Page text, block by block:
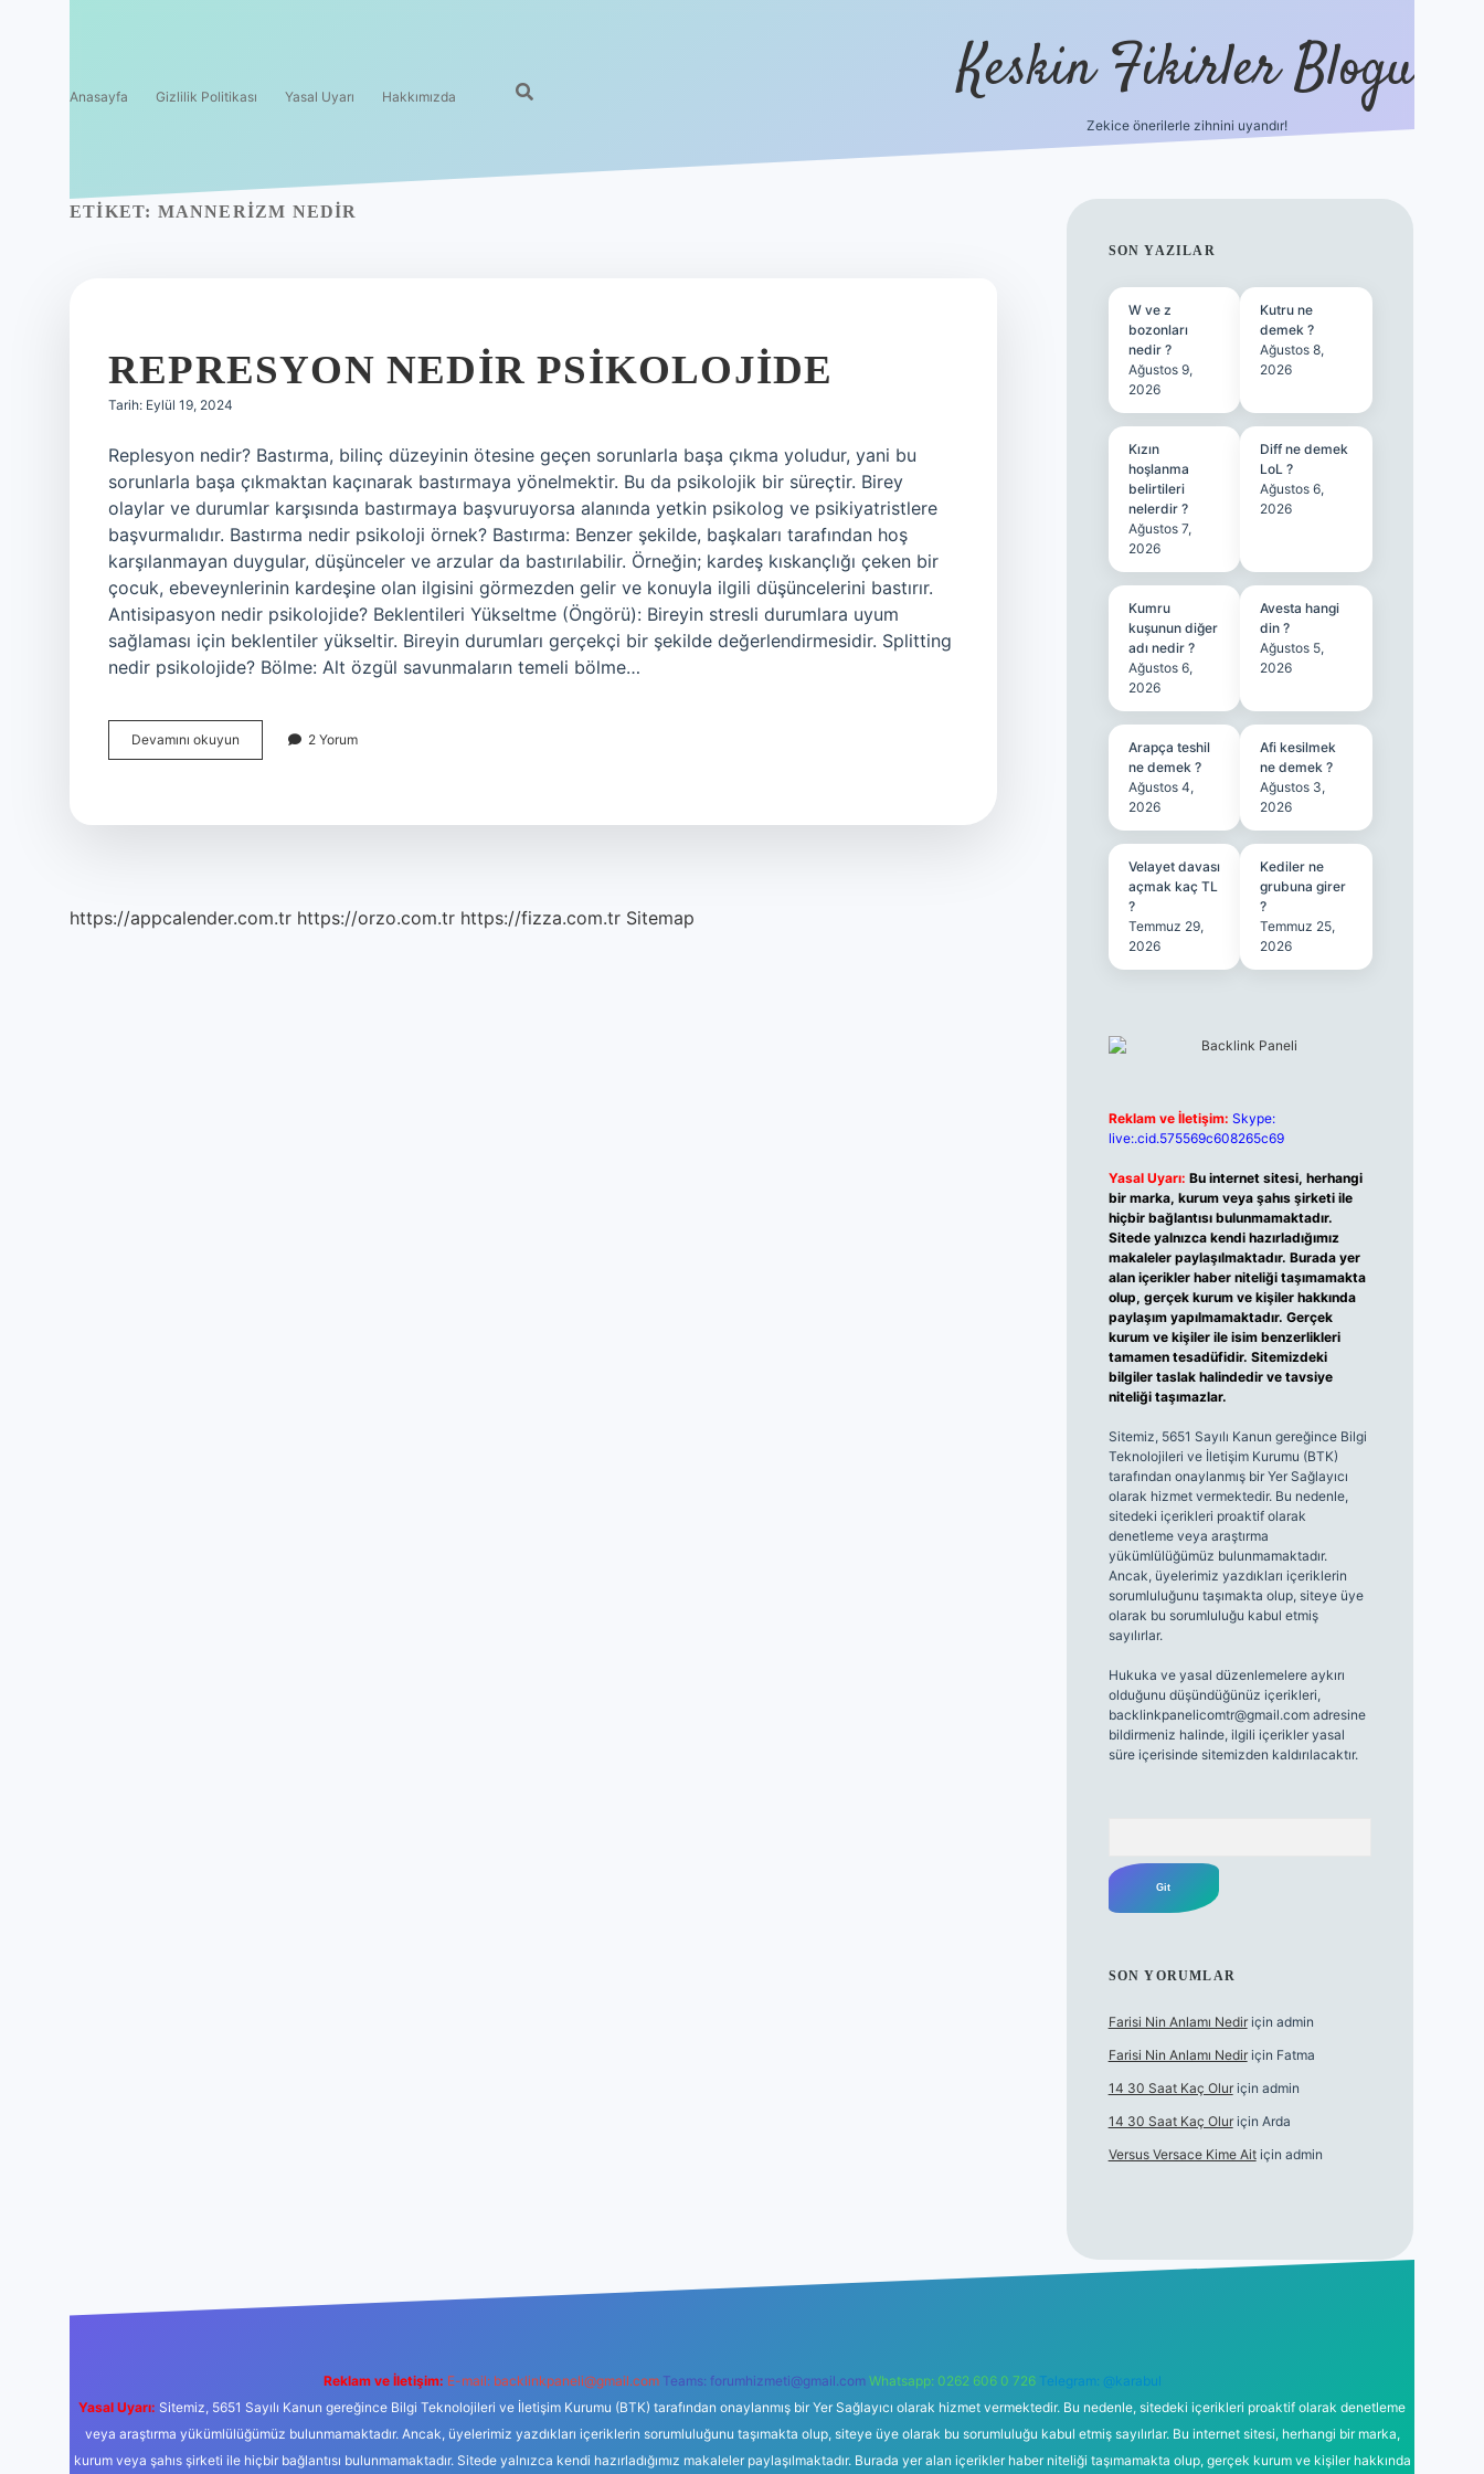
Anasayfa Gizlilik Politikası Yasal Uyarı Hakkımızda Keskin Fikirler Blogu
Zekice önerilerle zihnini uyandır!
ETIKET: MANNERIZM NEDIR
REPRESYON NEDIR PSIKOLOJIDE
Tarih: Eylül 19, 2024
Replesyon nedir? Bastırma, bilinç düzeyinin ötesine geçen sorunlarla başa çıkma yoludur, yani bu
sorunlarla başa çıkmaktan kaçınarak bastırmaya yönelmektir. Bu da psikolojik bir süreçtir. Birey
olaylar ve durumlar karşısında bastırmaya başvuruyorsa alanında yetkin psikolog ve psikiyatristlere
başvurmalıdır. Bastırma nedir psikoloji örnek? Bastırma: Benzer şekilde, başkaları tarafından hoş
karşılanmayan duygular, düşünceler ve arzular da bastırılabilir. Örneğin; kardeş kıskançlığı çeken bir
çocuk, ebeveynlerinin kardeşine olan ilgisini görmezden gelir ve konuyla ilgili düşüncelerini bastırır.
Antisipasyon nedir psikolojide? Beklentileri Yükseltme (Öngörü): Bireyin stresli durumlara uyum
sağlaması için beklentiler yükseltir. Bireyin durumları gerçekçi bir şekilde değerlendirmesidir. Splitting
nedir psikolojide? Bölme: Alt özgül savunmaların temeli bölme…
Devamını okuyun Represyon
Nedir
2 Yorum
https://appcalender.com.tr https://orzo.com.tr https://fizza.com.tr Sitemap
SIDEBAR
SON YAZILAR
W ve z
bozonları
nedir ?
Ağustos 9,
2026
Kutru ne
demek ?
Ağustos 8,
2026
Kızın
hoşlanma
belirtileri
nelerdir ?
Ağustos 7,
2026
Diff ne demek
LoL ?
Ağustos 6,
2026
Kumru
kuşunun diğer
adı nedir ?
Ağustos 6,
2026
Avesta hangi
din ?
Ağustos 5,
2026
Arapça teshil
ne demek ?
Ağustos 4,
2026
Afi kesilmek
ne demek ?
Ağustos 3,
2026
Velayet davası
açmak kaç TL
?
Temmuz 29,
2026
Kediler ne
grubuna girer
?
Temmuz 25,
2026
Reklam ve İletişim: Skype:
live:.cid.575569c608265c69
Yasal Uyarı: Bu internet sitesi, herhangi
bir marka, kurum veya şahıs şirketi ile
hiçbir bağlantısı bulunmamaktadır.
Sitede yalnızca kendi hazırladığımız
makaleler paylaşılmaktadır. Burada yer
alan içerikler haber niteliği taşımamakta
olup, gerçek kurum ve kişiler hakkında
paylaşım yapılmamaktadır. Gerçek
kurum ve kişiler ile isim benzerlikleri
tamamen tesadüfidir. Sitemizdeki
bilgiler taslak halindedir ve tavsiye
niteliği taşımazlar.
Sitemiz, 5651 Sayılı Kanun gereğince Bilgi
Teknolojileri ve İletişim Kurumu (BTK)
tarafından onaylanmış bir Yer Sağlayıcı
olarak hizmet vermektedir. Bu nedenle,
sitedeki içerikleri proaktif olarak
denetleme veya araştırma
yükümlülüğümüz bulunmamaktadır.
Ancak, üyelerimiz yazdıkları içeriklerin
sorumluluğunu taşımakta olup, siteye üye
olarak bu sorumluluğu kabul etmiş
sayılırlar.
Hukuka ve yasal düzenlemelere aykırı
olduğunu düşündüğünüz içerikleri,
backlinkpanelicomtr@gmail.comadresine
bildirmeniz halinde, ilgili içerikler yasal
süre içerisinde sitemizden kaldırılacaktır.
SON YORUMLAR
Farisi Nin Anlamı Nediriçin admin
Farisi Nin Anlamı Nediriçin Fatma
14 30 Saat Kaç Oluriçin admin
14 30 Saat Kaç Oluriçin Arda
Versus Versace Kime Aitiçin admin
vdcasinogir.net
Reklam ve İletişim: E-mail: backlinkpaneli@gmail.com Teams: forumhizmeti@gmail.com Whatsapp: 0262 606 0 726 Telegram: @karabul
Yasal Uyarı: Sitemiz, 5651 Sayılı Kanun gereğince Bilgi Teknolojileri ve İletişim Kurumu (BTK) tarafından onaylanmış bir Yer Sağlayıcı olarak hizmet vermektedir. Bu nedenle, sitedeki içerikleri proaktif olarak denetleme
veya araştırma yükümlülüğümüz bulunmamaktadır. Ancak, üyelerimiz yazdıkları içeriklerin sorumluluğunu taşımakta olup, siteye üye olarak bu sorumluluğu kabul etmiş sayılırlar. Bu internet sitesi, herhangi bir marka,
kurum veya şahıs şirketi ile hiçbir bağlantısı bulunmamaktadır. Sitede yalnızca kendi hazırladığımız makaleler paylaşılmaktadır. Burada yer alan içerikler haber niteliği taşımamakta olup, gerçek kurum ve kişiler hakkında